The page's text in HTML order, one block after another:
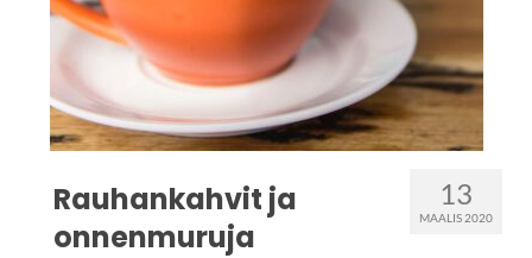
13
MAALIS 2020
Rauhankahvit ja
onnenmuruja